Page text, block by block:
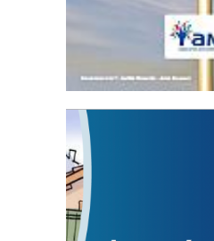
Statut de l’élu local
3 avril 2024
Mise à jour avril 2024
FEUILLETER